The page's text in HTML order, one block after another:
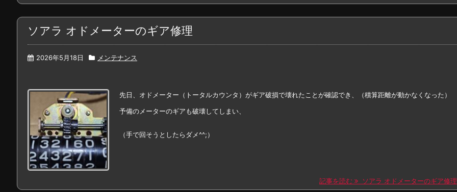
ソアラ オドメーターのギア修理
2026年5月18日 メンテナンス
先日、オドメーター（トータルカウンタ）がギア破損で壊れたことが確認でき、（積算距離が動かなくなった）
予備のメーターのギアも破壊してしまい、
（手で回そうとしたらダメ^^;）
記事を読む ソアラ オドメーターのギア修理